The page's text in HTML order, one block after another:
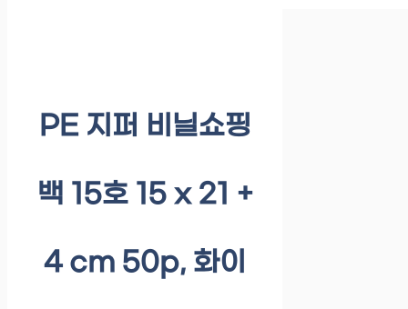
PE 지퍼 비닐쇼핑
백 15호 15 x 21 +
4 cm 50p, 화이